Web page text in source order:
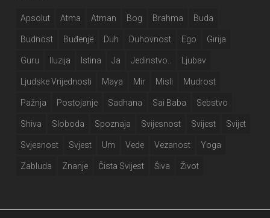
Apsolut Atma Atman Bog Brahma Buda
Budnost Buđenje Duh Duhovnost Ego Girija
Guru Iluzija Istina Ja Jedinstvo.. Ljubav
Ljudske Vrijednosti Maya Mir Misli Mudrost
Pažnja Postojanje Sadhana Sai Baba Sebstvo
Shiva Sloboda Spoznaja Svijesnost Svijest Svijet
Svjesnost Svjest Um Vede Vezanost Yoga
Zabluda Znanje Čista Svijest Šiva Život